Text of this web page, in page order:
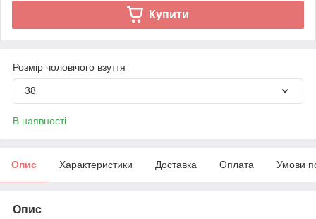
Купити
Розмір чоловічого взуття
38
В наявності
Опис Характеристики Доставка Оплата Умови
Опис